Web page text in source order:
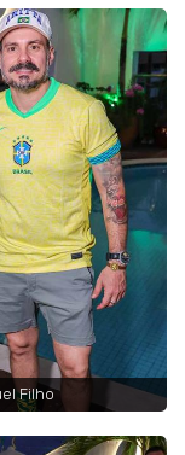
Filho